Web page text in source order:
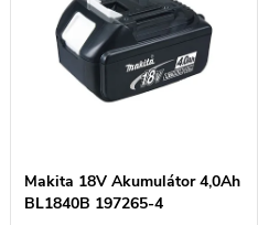
Makita 18V Akumulátor 4,0Ah
BL1840B 197265-4